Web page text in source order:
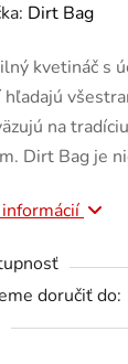
Dirt Bag
kvetináč s
hľadajú
na
Dirt Bag je
doručiť do: